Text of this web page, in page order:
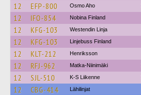
12 EFP-800 Osmo Aho
12 IFO-854 Nobina Finland
12 KFG-103 Westendin Linja
12 KFG-103 Linjebuss Finland
12 KLT-212 Henriksson
12 RFJ-962 Matka-Niinimäki
12 SJL-510 K-S Liikenne
12 CBG-414 Lähilinjat